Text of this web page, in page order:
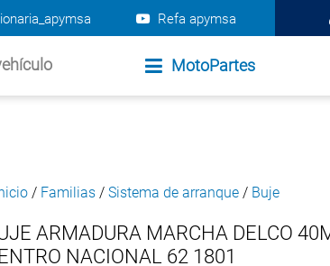
Refa apymsa
MotoPartes
/ Familias / Sistema de arranque / Buje
ARMADURA MARCHA DELCO
NACIONAL 62 1801